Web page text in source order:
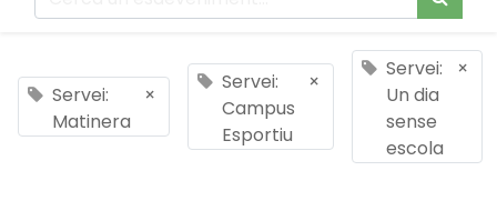
Servei:
Matinera
×
Servei:
Campus
Esportiu
×
Servei:
Un dia
sense
escola
×